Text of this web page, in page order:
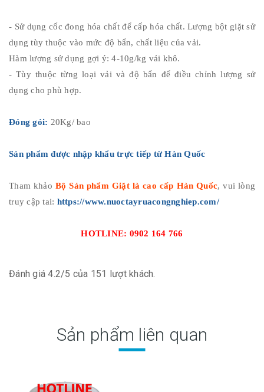
- Sử dụng cốc đong hóa chất để cấp hóa chất. Lượng bột giặt sử
dụng tùy thuộc vào mức độ bẩn, chất liệu của vải.
Hàm lượng sử dụng gợi ý: 4-10g/kg vải khô.
- Tùy thuộc từng loại vải và độ bẩn để điều chỉnh lượng sử
dụng cho phù hợp.
Đóng gói: 20Kg/ bao
Sản phẩm được nhập khẩu trực tiếp từ Hàn Quốc
Tham khảo Bộ Sản phẩm Giặt là cao cấp Hàn Quốc, vui lòng
truy cập tai: https://www.nuoctayruacongnghiep.com/
HOTLINE: 0902 164 766
Đánh giá4.2/5 của 151 lượt khách.
Sản phẩm liên quan